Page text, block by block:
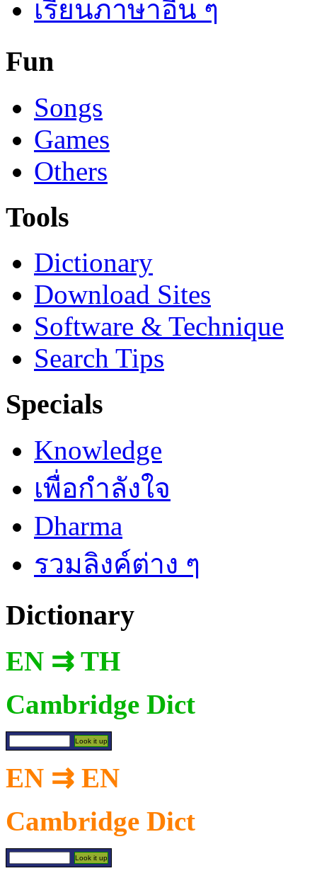
เรียนภาษาอื่น ๆ
Fun
Songs
Games
Others
Tools
Dictionary
Download Sites
Software & Technique
Search Tips
Specials
Knowledge
เพื่อกำลังใจ
Dharma
รวมลิงค์ต่าง ๆ
Dictionary
EN ⇉ TH
Cambridge Dict
EN ⇉ EN
Cambridge Dict